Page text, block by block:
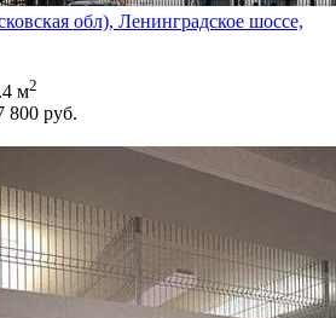
обл), Ленинградское шоссе,
м2
800 руб.